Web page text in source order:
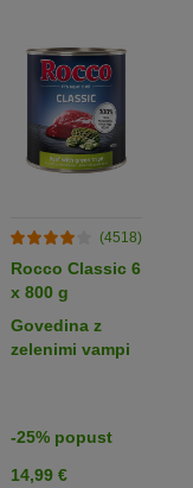
(4518)
Rocco Classic 6
x 800 g
Govedina z
zelenimi vampi
-25% popust
14,99 €